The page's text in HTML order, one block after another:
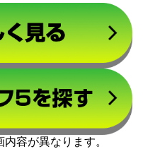
容が異なります。